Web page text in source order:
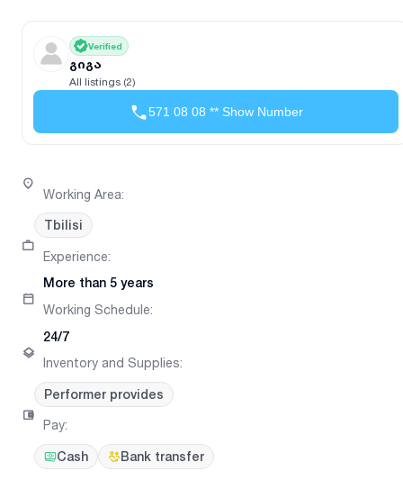
Verified
გიგა
All listings (2)
571 08 08 ** Show Number
Working Area:
Tbilisi
Experience:
More than 5 years
Working Schedule:
24/7
Inventory and Supplies:
Performer provides
Pay:
Cash Bank transfer